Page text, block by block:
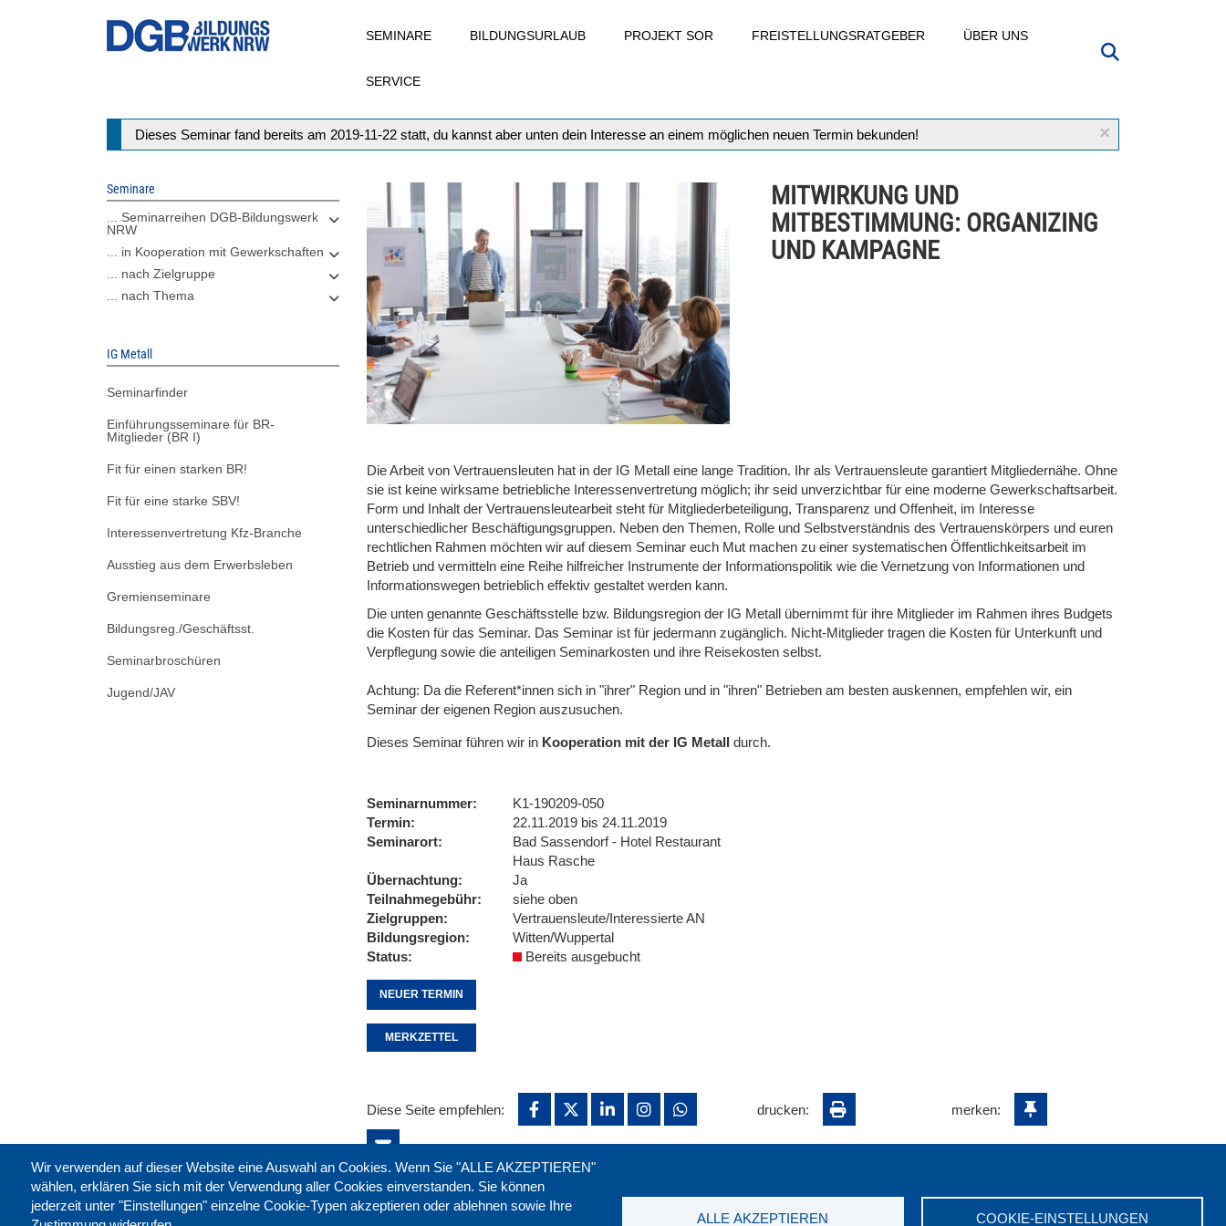
SEMINARE BILDUNGSURLAUB PROJEKT SOR FREISTELLUNGSRATGEBER ÜBER UNS
SERVICE
×
Statusmeldung
Dieses Seminar fand bereits am 2019-11-22 statt, du kannst aber unten dein Interesse an einem möglichen neuen Termin bekunden!
Seminare
... Seminarreihen DGB-Bildungswerk
NRW
... in Kooperation mit Gewerkschaften
... nach Zielgruppe
... nach Thema
IG Metall
Seminarfinder
Einführungsseminare für BR-
Mitglieder (BR I)
Fit für einen starken BR!
Fit für eine starke SBV!
Interessenvertretung Kfz-Branche
Ausstieg aus dem Erwerbsleben
Gremienseminare
Bildungsreg./Geschäftsst.
Seminarbroschüren
Jugend/JAV
MITWIRKUNG UND
MITBESTIMMUNG: ORGANIZING
UND KAMPAGNE
Die Arbeit von Vertrauensleuten hat in der IG Metall eine lange Tradition. Ihr als Vertrauensleute garantiert Mitgliedernähe. Ohne
sie ist keine wirksame betriebliche Interessenvertretung möglich; ihr seid unverzichtbar für eine moderne Gewerkschaftsarbeit.
Form und Inhalt der Vertrauensleutearbeit steht für Mitgliederbeteiligung, Transparenz und Offenheit, im Interesse
unterschiedlicher Beschäftigungsgruppen. Neben den Themen, Rolle und Selbstverständnis des Vertrauenskörpers und euren
rechtlichen Rahmen möchten wir auf diesem Seminar euch Mut machen zu einer systematischen Öffentlichkeitsarbeit im
Betrieb und vermitteln eine Reihe hilfreicher Instrumente der Informationspolitik wie die Vernetzung von Informationen und
Informationswegen betrieblich effektiv gestaltet werden kann.
Die unten genannte Geschäftsstelle bzw. Bildungsregion der IG Metall übernimmt für ihre Mitglieder im Rahmen ihres Budgets
die Kosten für das Seminar. Das Seminar ist für jedermann zugänglich. Nicht-Mitglieder tragen die Kosten für Unterkunft und
Verpflegung sowie die anteiligen Seminarkosten und ihre Reisekosten selbst.
Achtung: Da die Referent*innen sich in "ihrer" Region und in "ihren" Betrieben am besten auskennen, empfehlen wir, ein
Seminar der eigenen Region auszusuchen.
Dieses Seminar führen wir in Kooperation mit der IG Metall durch.
Seminarnummer
K1-190209-050
Termin
22.11.2019 bis 24.11.2019
Seminarort
Bad Sassendorf - Hotel Restaurant
Haus Rasche
Übernachtung
Ja
Teilnahmegebühr
siehe oben
Zielgruppen
Vertrauensleute/Interessierte AN
Bildungsregion
Witten/Wuppertal
Status
Bereits ausgebucht
NEUER TERMIN
MERKZETTEL
Wir verwenden auf dieser Website eine Auswahl an Cookies. Wenn Sie "ALLE AKZEPTIEREN"
wählen, erklären Sie sich mit der Verwendung aller Cookies einverstanden. Sie können
jederzeit unter "Einstellungen" einzelne Cookie-Typen akzeptieren oder ablehnen sowie Ihre
COOKIE-EINSTELLUNGEN
ALLE AKZEPTIEREN
Diese Seite empfehlen: drucken: merken: